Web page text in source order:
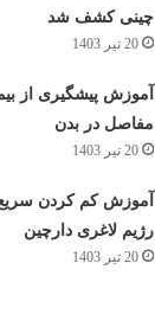
چینی کشف شد
20 تیر 1403
آموزش پیشگیری از
مفاصل در بدن
20 تیر 1403
رژیم لاغری دارچین
20 تیر 1403